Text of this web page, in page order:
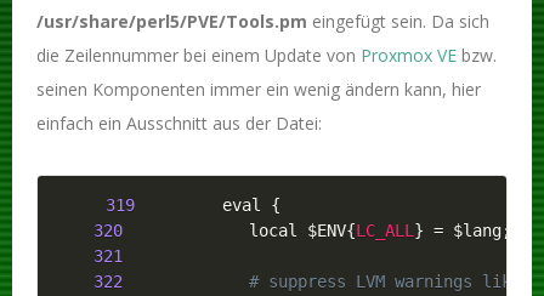
/usr/share/perl5/PVE/Tools.pm eingefügt sein. Da sich
die Zeilennummer bei einem Update von Proxmox VE bzw.
seinen Komponenten immer ein wenig ändern kann, hier
einfach ein Ausschnitt aus der Datei:
319
         eval
{
320
             local
$ENV{LC_ALL } = $lang;
321
322
# suppress LVM warnings